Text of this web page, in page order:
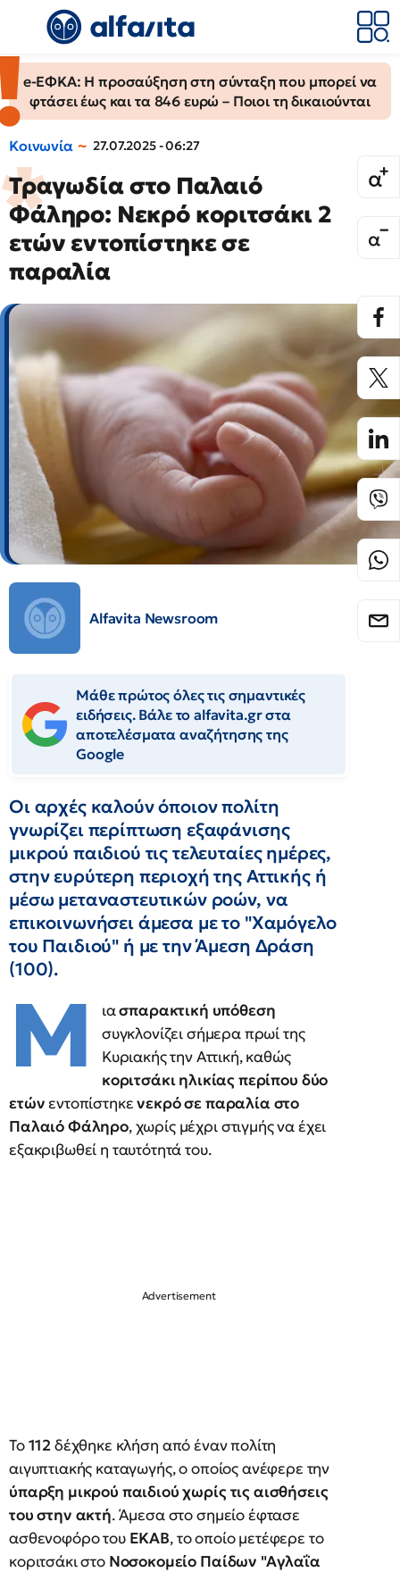
e-ΕΦΚΑ: Η προσαύξηση στη σύνταξη που μπορεί να
φτάσει έως και τα 846 ευρώ – Ποιοι τη δικαιούνται
Κοινωνία 27.07.2025 - 06:27
Τραγωδία στο Παλαιό
Φάληρο: Νεκρό κοριτσάκι 2
ετών εντοπίστηκε σε
παραλία
Alfavita Newsroom
Μάθε πρώτος όλες τις σημαντικές
ειδήσεις. Βάλε το alfavita.gr στα
αποτελέσματα αναζήτησης της
Google
Οι αρχές καλούν όποιον πολίτη
γνωρίζει περίπτωση εξαφάνισης
μικρού παιδιού τις τελευταίες ημέρες,
στην ευρύτερη περιοχή της Αττικής ή
μέσω μεταναστευτικών ροών, να
επικοινωνήσει άμεσα με το "Χαμόγελο
του Παιδιού" ή με την Άμεση Δράση
(100).
Μ ιασπαρακτική υπόθεση
συγκλονίζει σήμερα πρωί της
Κυριακής την Αττική, καθώς
κοριτσάκι ηλικίας περίπου δύο
ετώνεντοπίστηκενεκρό σε παραλία στο
Παλαιό Φάληρο, χωρίς μέχρι στιγμής να έχει
εξακριβωθεί η ταυτότητά του.
Το112δέχθηκε κλήση από έναν πολίτη
αιγυπτιακής καταγωγής, ο οποίος ανέφερε την
ύπαρξη μικρού παιδιού χωρίς τις αισθήσεις
του στην ακτή. Άμεσα στο σημείο έφτασε
ασθενοφόρο του ΕΚΑΒ, το οποίο μετέφερε το
κοριτσάκι στο Νοσοκομείο Παίδων "Αγλαΐα